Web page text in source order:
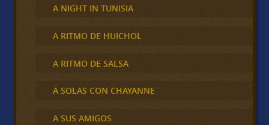
A NIGHT IN TUNISIA
A RITMO DE HUICHOL
A RITMO DE SALSA
A SOLAS CON CHAYANNE
A SUS AMIGOS